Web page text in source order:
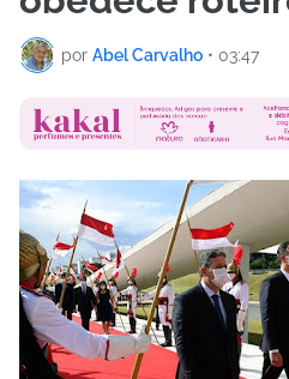
por Abel Carvalho • 03:47